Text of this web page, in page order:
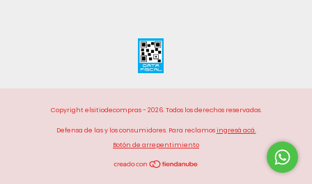
Copyright elsitiodecompras - 2026. Todos los derechos reservados.
Defensa de las y los consumidores. Para reclamos ingresá acá.
Botón de arrepentimiento